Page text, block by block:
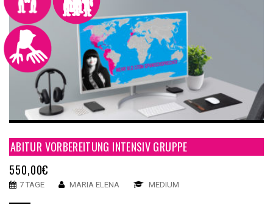
ABITUR VORBEREITUNG INTENSIV GRUPPE
550,00€
7 TAGE MARIA ELENA MEDIUM